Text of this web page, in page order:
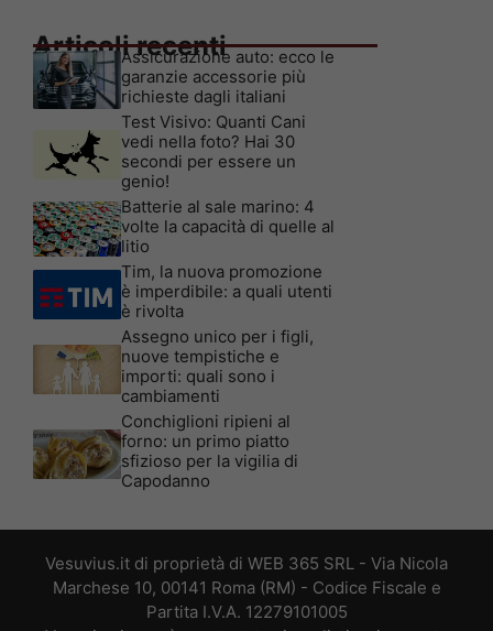
Articoli recenti
Assicurazione auto: ecco le
garanzie accessorie più
richieste dagli italiani
Test Visivo: Quanti Cani
vedi nella foto? Hai 30
secondi per essere un
genio!
Batterie al sale marino: 4
volte la capacità di quelle al
litio
Tim, la nuova promozione
è imperdibile: a quali utenti
è rivolta
Assegno unico per i figli,
nuove tempistiche e
importi: quali sono i
cambiamenti
Conchiglioni ripieni al
forno: un primo piatto
sfizioso per la vigilia di
Capodanno
Vesuvius.it di proprietà di WEB 365 SRL - Via Nicola
Marchese 10, 00141 Roma (RM) - Codice Fiscale e
Partita I.V.A. 12279101005